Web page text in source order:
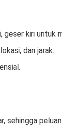
geser kiri untuk
dan jarak.
sehingga